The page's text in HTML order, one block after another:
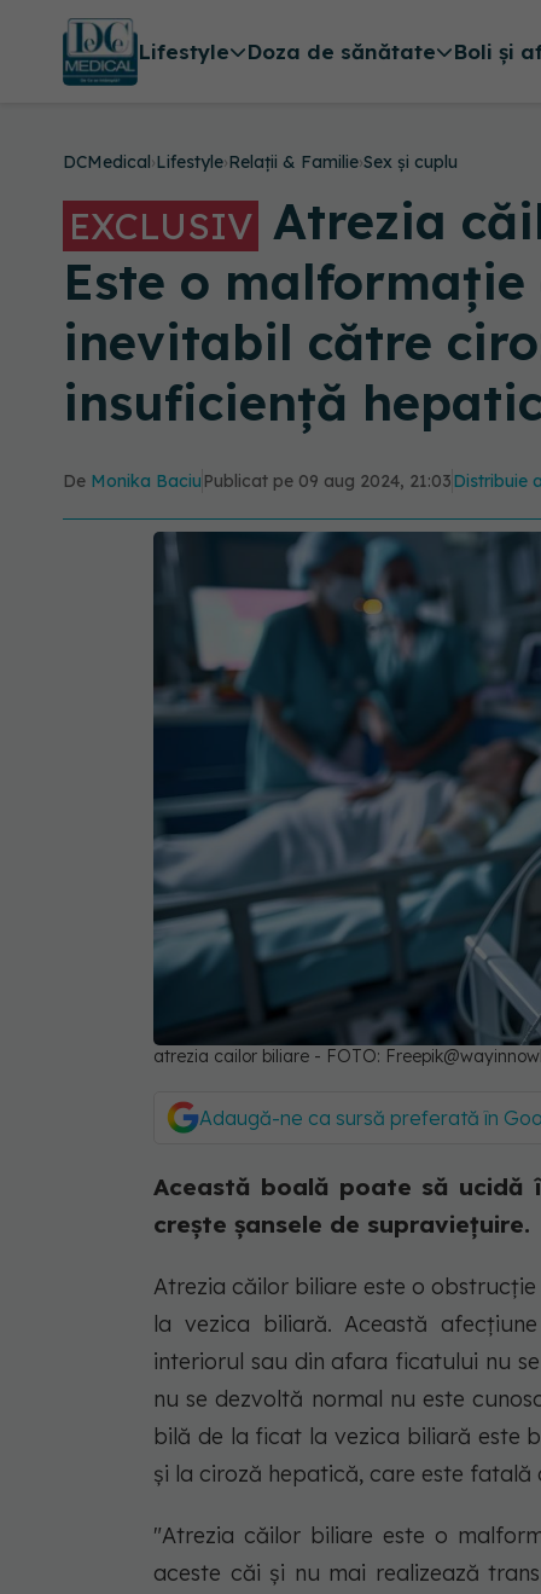
Lifestyle Doza de sănătate Boli și
DCMedical›Lifestyle›Relații & Familie›Sex și cuplu
EXCLUSIV Atrezia
Este o
inevitabil către
insuficiență
De Monika Baciu Publicat pe 09 aug 2024, 21:03Distribuie
atrezia cailor biliare - FOTO:
Adaugă-ne ca sursă preferată în
Această boală poate să ucidă
crește șansele de supraviețuire.
Atrezia căilor biliare este o
la vezica biliară. Această
interiorul sau din afara ficatului nu
nu se dezvoltă normal nu este
bilă de la ficat la vezica biliară este
și la ciroză hepatică, care este
"Atrezia căilor biliare este o
aceste căi și nu mai realizează